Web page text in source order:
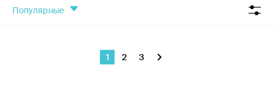
популярные
1 2 3